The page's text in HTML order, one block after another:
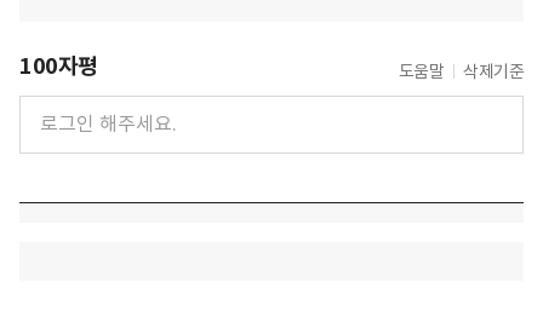
100자평 도움말 삭제기준